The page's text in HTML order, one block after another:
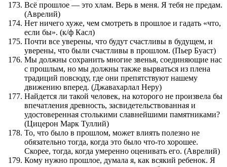
Всё прошлое — это хлам. Верь в меня. Я тебя не предам.
(Аврелий)
Нет ничего хуже, чем смотреть в прошлое и гадать «что,
если бы». (к/ф Касл)
Почти все уверены, что будут счастливы в будущем, и
уверены, что были счастливы в прошлом. (Пьер Буаст)
Мы должны сохранить многие звенья, соединяющие нас
с прошлым, но мы должны также вырваться из плена
традиций повсюду, где они препятствуют нашему
движению вперед. (Джавахарлал Неру)
Найдется ли такой человек, на которого не произвела бы
впечатления древность, засвидетельствованная и
удостоверенная столькими славнейшими памятниками?
(Цицерон Марк Туллий)
То, что было в прошлом, может влиять полезно не
обязательно тогда, когда это было что-то хорошее.
Скорее, тогда, когда умеренно оценивать его. (Аврелий)
Кому нужно прошлое, думала я, как всякий ребенок. Я